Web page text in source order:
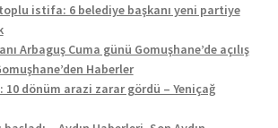
toplu istifa: 6 belediye başkanı yeni partiye
Arbaguş Cuma günü Gomuşhane’de açılış
Haberler
10 dönüm arazi zarar gördü – Yeniçağ